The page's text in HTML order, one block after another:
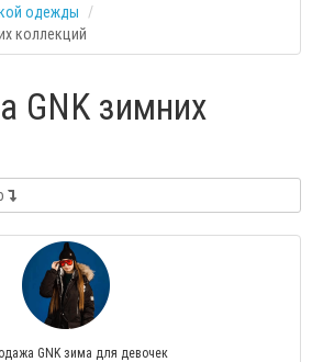
одежды
коллекций
GNK зимних
GNK зима для девочек